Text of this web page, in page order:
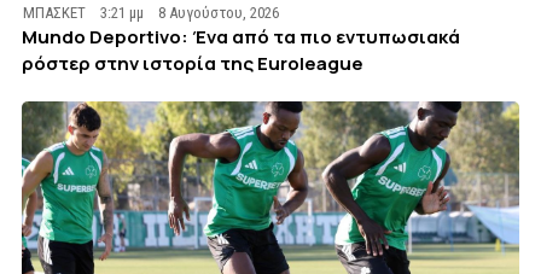
ΜΠΑΣΚΕΤ 3:21 μμ 8 Αυγούστου, 2026
Mundo Deportivo: Ένα από τα πιο εντυπωσιακά
ρόστερ στην ιστορία της Euroleague